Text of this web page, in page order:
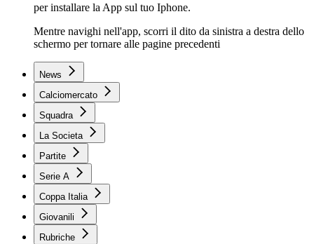
per installare la App sul tuo Iphone.
Mentre navighi nell'app, scorri il dito da sinistra a destra dello
schermo per tornare alle pagine precedenti
News
Calciomercato
Squadra
La Societa
Partite
Serie A
Coppa Italia
Giovanili
Rubriche